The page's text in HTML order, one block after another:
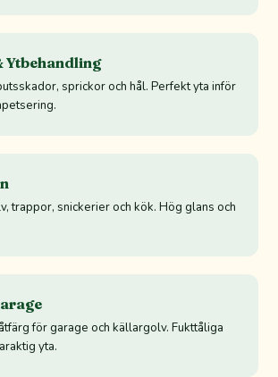
Ytbehandling
sprickor och hål. Perfekt yta inför
trappor, snickerier och kök. Hög glans och
för garage och källargolv. Fukttåliga
yta.